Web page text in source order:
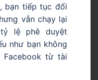
bạn tiếp tục đổi
vẫn chạy lại
lệ phê duyệt
như bạn không
từ tài